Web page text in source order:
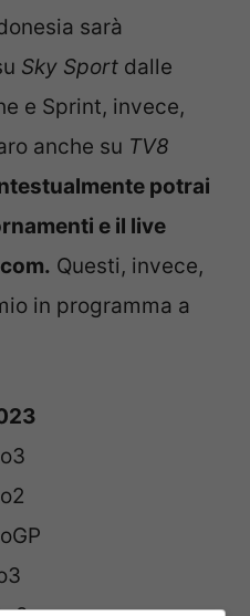
sarà
Sky Sport dalle
e Sprint, invece,
anche su TV8
potrai
e il live
Questi, invece,
in programma a